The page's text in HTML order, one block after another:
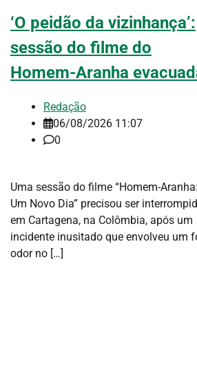
‘O peidão da vizinhança’:
sessão do filme do
Homem-Aranha
Redação
06/08/2026 11:07
0
Uma sessão do filme “Homem-Aranha:
Um Novo Dia” precisou ser
em Cartagena, na Colômbia, após um
incidente inusitado que envolveu um
odor no […]